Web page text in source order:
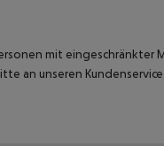
mit
an unseren